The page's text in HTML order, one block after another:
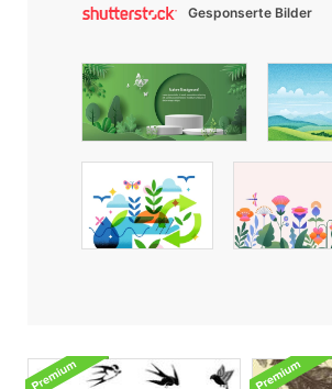
Gesponserte Bilder